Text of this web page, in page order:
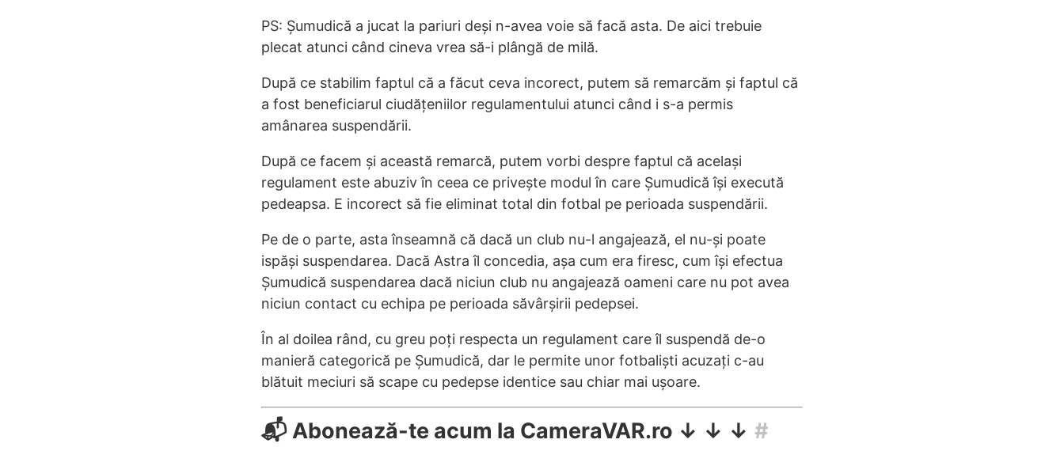
PS: Șumudică a jucat la pariuri deși n-avea voie să facă asta. De aici trebuie
plecat atunci când cineva vrea să-i plângă de milă.
După ce stabilim faptul că a făcut ceva incorect, putem să remarcăm și faptul că
a fost beneficiarul ciudățeniilor regulamentului atunci când i s-a permis
amânarea suspendării.
După ce facem și această remarcă, putem vorbi despre faptul că același
regulament este abuziv în ceea ce privește modul în care Șumudică își execută
pedeapsa. E incorect să fie eliminat total din fotbal pe perioada suspendării.
Pe de o parte, asta înseamnă că dacă un club nu-l angajează, el nu-și poate
ispăși suspendarea. Dacă Astra îl concedia, așa cum era firesc, cum își efectua
Șumudică suspendarea dacă niciun club nu angajează oameni care nu pot avea
niciun contact cu echipa pe perioada săvârșirii pedepsei.
În al doilea rând, cu greu poți respecta un regulament care îl suspendă de-o
manieră categorică pe Șumudică, dar le permite unor fotbaliști acuzați c-au
blătuit meciuri să scape cu pedepse identice sau chiar mai ușoare.
📬 Abonează-te acum la CameraVAR.ro ↓ ↓ ↓ #